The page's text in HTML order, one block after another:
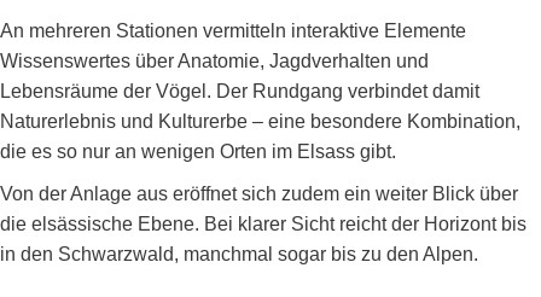
An mehreren Stationen vermitteln interaktive Elemente
Wissenswertes über Anatomie, Jagdverhalten und
Lebensräume der Vögel. Der Rundgang verbindet damit
Naturerlebnis und Kulturerbe – eine besondere Kombination,
die es so nur an wenigen Orten im Elsass gibt.
Von der Anlage aus eröffnet sich zudem ein weiter Blick über
die elsässische Ebene. Bei klarer Sicht reicht der Horizont bis
in den Schwarzwald, manchmal sogar bis zu den Alpen.